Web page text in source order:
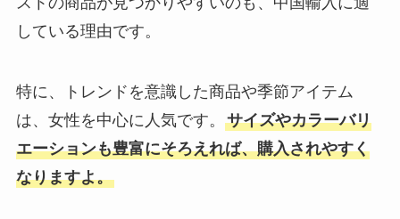
している理由です。
特に、トレンドを意識した商品や季節アイテム
は、女性を中心に人気です。 サイズやカラーバリ
エーションも豊富にそろえれば、購入されやすく
なりますよ。